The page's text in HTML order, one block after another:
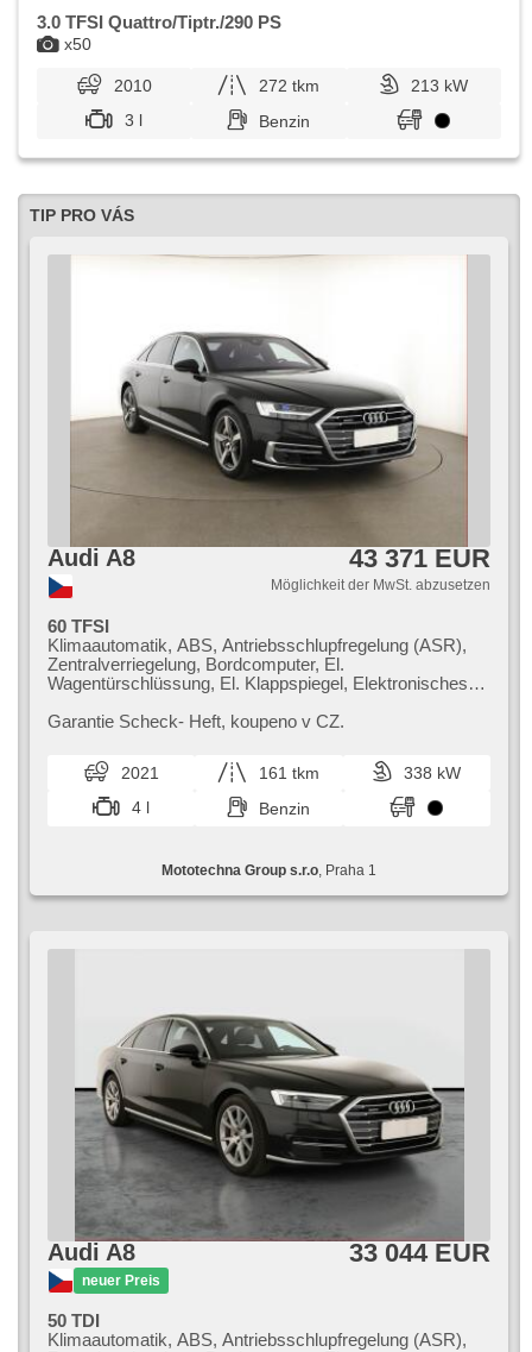
x50
3.0 TFSI Quattro/Tiptr./290 PS
2010 272 tkm
213 kW
3 l
Benzin
TIP PRO VÁS
Audi A8 43 371 EUR
Möglichkeit der MwSt. abzusetzen
60 TFSI
Klimaautomatik, ABS, Antriebsschlupfregelung (ASR),
Zentralverriegelung, Bordcomputer, El.
Wagentürschlüssung, El. Klappspiegel, Elektronisches
Niveauregulierung, beheizte Sitze, head-up display,
Reifendrucksensor, USB, Alarmanlage, automatikparken,
El. einstellbare Sitze, beheizte Lenkrad, Uhr Spur,
Frontmassagesitze, Nachtsehen, El. Spiegel,
Servolenkung, El. Seitenscheiben, Dachscheibe,
Garantie Scheck​- Heft,​ koupeno v CZ.
2021 161 tkm
338 kW
4 l
Benzin
Mototechna Group s.r.o , Praha 1
Audi A8
neuer Preis
33 044 EUR
50 TDI
Klimaautomatik, ABS, Antriebsschlupfregelung (ASR),